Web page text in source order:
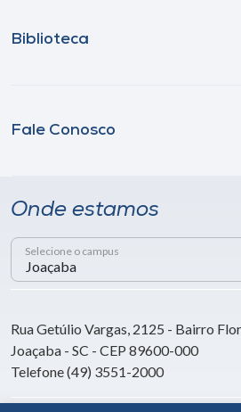
Biblioteca
Fale Conosco
Onde estamos
Selecione o campus
Rua Getúlio Vargas, 2125 - Bairro
Joaçaba - SC - CEP 89600-000
Telefone (49) 3551-2000